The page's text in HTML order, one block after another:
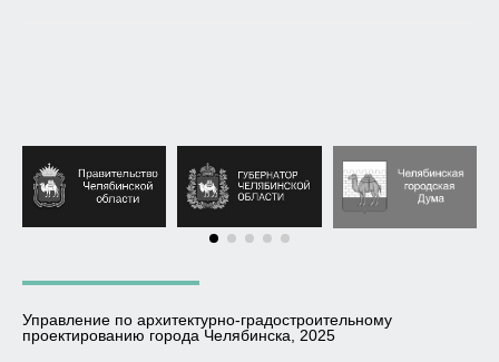
Управление по архитектурно-градостроительному
проектированию города Челябинска, 2025